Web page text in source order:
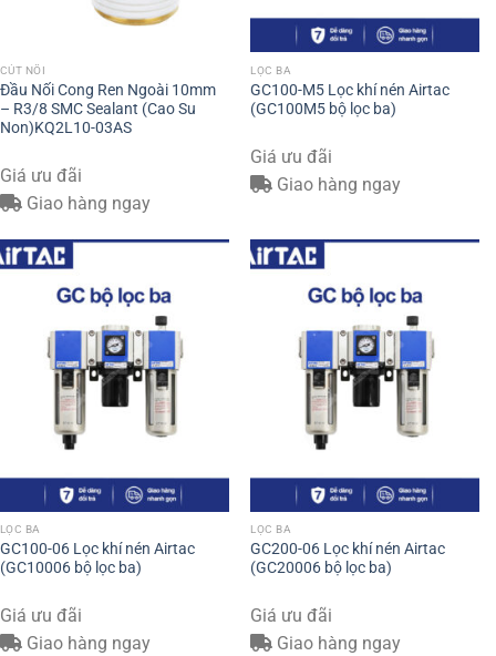
CÚT NỐI
Đầu Nối Cong Ren Ngoài 10mm
– R3/8 SMC Sealant (Cao Su
Non)KQ2L10-03AS
Giá ưu đãi
Giao hàng ngay
LỌC BA
GC100-M5 Lọc khí nén Airtac
(GC100M5 bộ lọc ba)
Giá ưu đãi
Giao hàng ngay
LỌC BA
GC100-06 Lọc khí nén Airtac
(GC10006 bộ lọc ba)
Giá ưu đãi
Giao hàng ngay
LỌC BA
GC200-06 Lọc khí nén Airtac
(GC20006 bộ lọc ba)
Giá ưu đãi
Giao hàng ngay